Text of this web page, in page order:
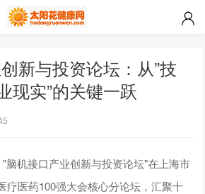
新与投资论坛：从”技
现实”的关键一跃
脑机接口产业创新与投资论坛"在上海市
疗医药100强大会核心分论坛，汇聚十